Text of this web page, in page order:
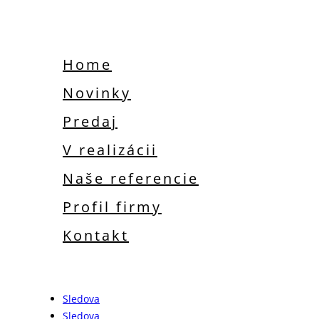
Home
Novinky
Predaj
V realizácii
Naše referencie
Profil firmy
Kontakt
Sledova
Sledova